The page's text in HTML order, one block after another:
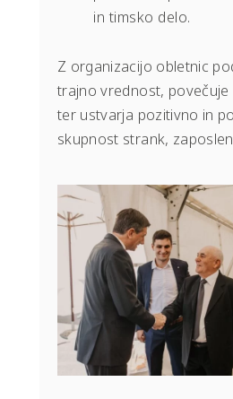
in timsko delo.
Z organizacijo obletnic
trajno vrednost,
ter ustvarja pozitivno in
skupnost strank,